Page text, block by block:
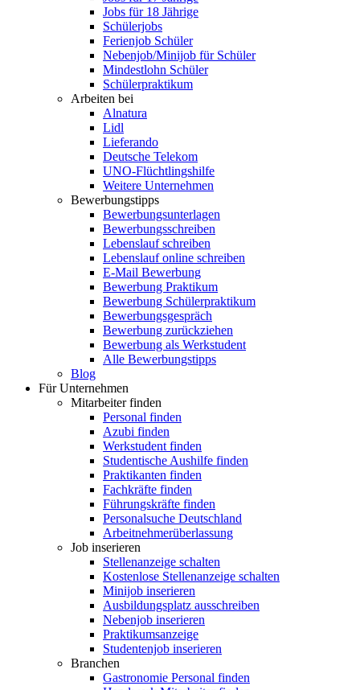
Jobs für 18 Jährige
Schülerjobs
Ferienjob Schüler
Nebenjob/Minijob für Schüler
Mindestlohn Schüler
Schülerpraktikum
Arbeiten bei
Alnatura
Lidl
Lieferando
Deutsche Telekom
UNO-Flüchtlingshilfe
Weitere Unternehmen
Bewerbungstipps
Bewerbungsunterlagen
Bewerbungsschreiben
Lebenslauf schreiben
Lebenslauf online schreiben
E-Mail Bewerbung
Bewerbung Praktikum
Bewerbung Schülerpraktikum
Bewerbungsgespräch
Bewerbung zurückziehen
Bewerbung als Werkstudent
Alle Bewerbungstipps
Blog
Für Unternehmen
Mitarbeiter finden
Personal finden
Azubi finden
Werkstudent finden
Studentische Aushilfe finden
Praktikanten finden
Fachkräfte finden
Führungskräfte finden
Personalsuche Deutschland
Arbeitnehmerüberlassung
Job inserieren
Stellenanzeige schalten
Kostenlose Stellenanzeige schalten
Minijob inserieren
Ausbildungsplatz ausschreiben
Nebenjob inserieren
Praktikumsanzeige
Studentenjob inserieren
Branchen
Gastronomie Personal finden